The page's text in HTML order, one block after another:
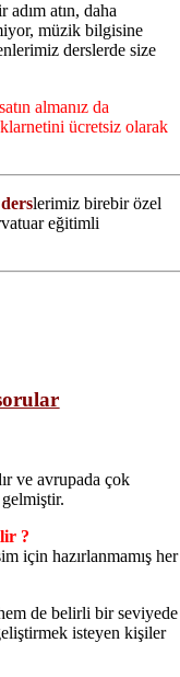
atın, daha
müzik bilgisine
derslerde size
almanız da
ücretsiz olarak
lerimiz birebir özel
eğitimli
ve avrupada çok
?
için hazırlanmamış her
de belirli bir seviyede
isteyen kişiler